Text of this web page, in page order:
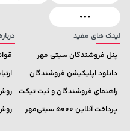
لینک های مفید
پنل فروشندگان سیتی مهر
دانلود اپلیکیشن فروشندگان
راهنمای فروشندگان و ثبت تیکت
پرداخت آنلاین 5000 سیتی‌مهر